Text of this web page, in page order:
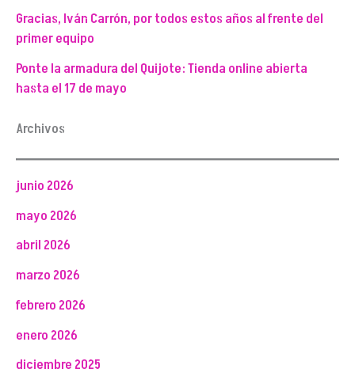
Gracias, Iván Carrón, por todos estos años al frente del
primer equipo
Ponte la armadura del Quijote: Tienda online abierta
hasta el 17 de mayo
Archivos
junio 2026
mayo 2026
abril 2026
marzo 2026
febrero 2026
enero 2026
diciembre 2025